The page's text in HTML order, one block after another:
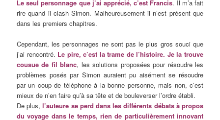
Le seul personnage que j’ai apprécié, c’est Francis. Il m’a fait
rire quand il clash Simon. Malheureusement il n’est présent que
dans les premiers chapitres.
Cependant, les personnages ne sont pas le plus gros souci que
j’ai rencontré. Le pire, c’est la trame de l’histoire. Je la trouve
cousue de fil blanc, les solutions proposées pour résoudre les
problèmes posés par Simon auraient pu aisément se résoudre
par un coup de téléphone à la bonne personne, mais non, c’est
mieux de n’en faire qu’à sa tête et de bouleverser l’ordre établi.
De plus,l’auteure se perd dans les différents débats à propos
du voyage dans le temps, rien de particulièrement innovant